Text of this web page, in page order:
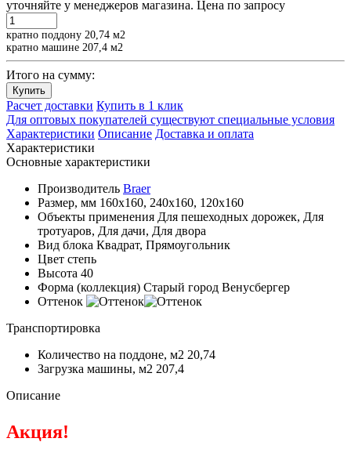
уточняйте у менеджеров магазина. Цена по запросу
кратно поддону 20,74 м2
кратно машине 207,4 м2
Итого на сумму:
Купить
Расчет доставки Купить в 1 клик
Для оптовых покупателей существуют специальные условия
Характеристики Описание Доставка и оплата
Характеристики
Основные характеристики
Производитель Braer
Размер, мм 160х160, 240х160, 120х160
Объекты применения Для пешеходных дорожек, Для
тротуаров, Для дачи, Для двора
Вид блока Квадрат, Прямоугольник
Цвет степь
Высота 40
Форма (коллекция) Старый город Венусбергер
Оттенок
Транспортировка
Количество на поддоне, м2 20,74
Загрузка машины, м2 207,4
Описание
Акция!